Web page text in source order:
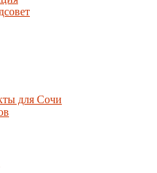
для Сочи